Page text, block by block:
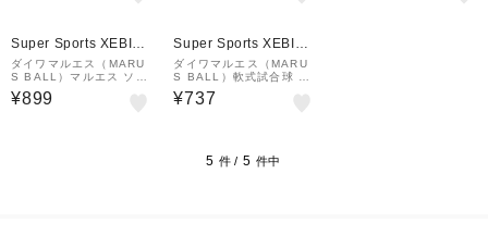
Super Sports XEBIO
&mall店
ダイワマルエス（MARU
S BALL）マルエス ソフ
トボール 2号球 S2CHP
自主練
¥899
Super Sports XEBIO
&mall店
ダイワマルエス（MARU
S BALL）軟式試合球 M
号 1個 15704 M 自主練
¥737
5 件 / 5 件中